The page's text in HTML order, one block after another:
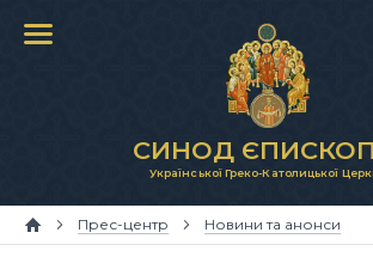
СИНОД
Української Греко-Католицької
Прес-центр Новини та анонси